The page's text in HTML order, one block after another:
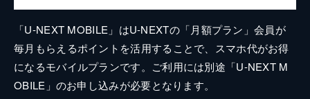
「U-NEXT MOBILE」はU-NEXTの「月額プラン」会員が
毎月もらえるポイントを活用することで、スマホ代がお得
になるモバイルプランです。ご利用には別途「U-NEXT M
OBILE」のお申し込みが必要となります。